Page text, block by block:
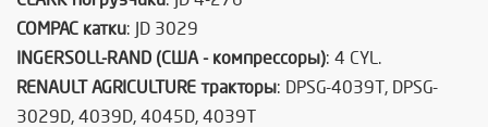
COMPAC катки: JD 3029
INGERSOLL-RAND (США - компрессоры): 4 CYL.
RENAULT AGRICULTURE тракторы: DPSG-4039T, DPSG-
3029D, 4039D, 4045D, 4039T